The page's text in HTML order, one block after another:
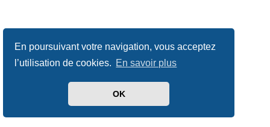
En poursuivant votre navigation, vous acceptez
l’utilisation de cookies. En savoir plus
OK